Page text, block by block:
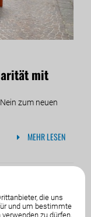
die uns
und um bestimmte
zu dürfen,
mit
zum neuen
MEHR LESEN